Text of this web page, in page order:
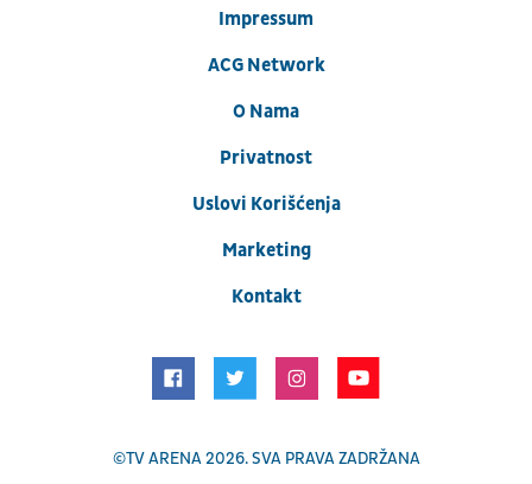
Impressum
ACG Network
O Nama
Privatnost
Uslovi Korišćenja
Marketing
Kontakt
©TV ARENA2026. SVA PRAVA ZADRŽANA